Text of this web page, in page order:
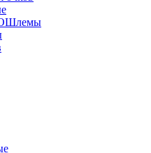
Шлемы